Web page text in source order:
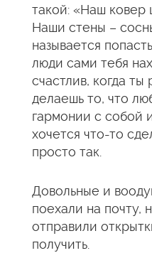
такой: «Наш ковер
Наши стены –
называется
люди сами тебя
счастлив, когда ты
делаешь то, что
гармонии с собой
хочется что-то
просто так.
Довольные и
поехали на почту,
отправили
получить.